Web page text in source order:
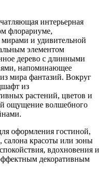
интерьерная
флорариуме,
и удивительной
элементом
дерево с длинными
напоминающее
мира фантазий. Вокруг
из
растений, цветов и
ощущение волшебного
оформления гостиной,
салона красоты или зоны
вдохновения и
декоративным